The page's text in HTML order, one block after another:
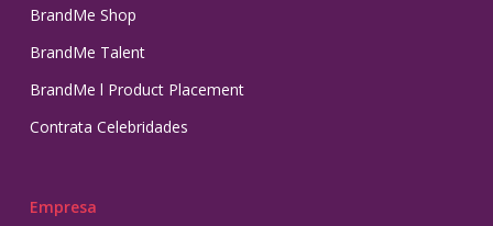
BrandMe Shop
BrandMe Talent
BrandMe l Product Placement
Contrata Celebridades
Empresa